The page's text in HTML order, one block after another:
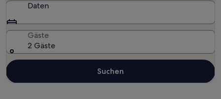
Daten
Gäste
2 Gäste
Suchen